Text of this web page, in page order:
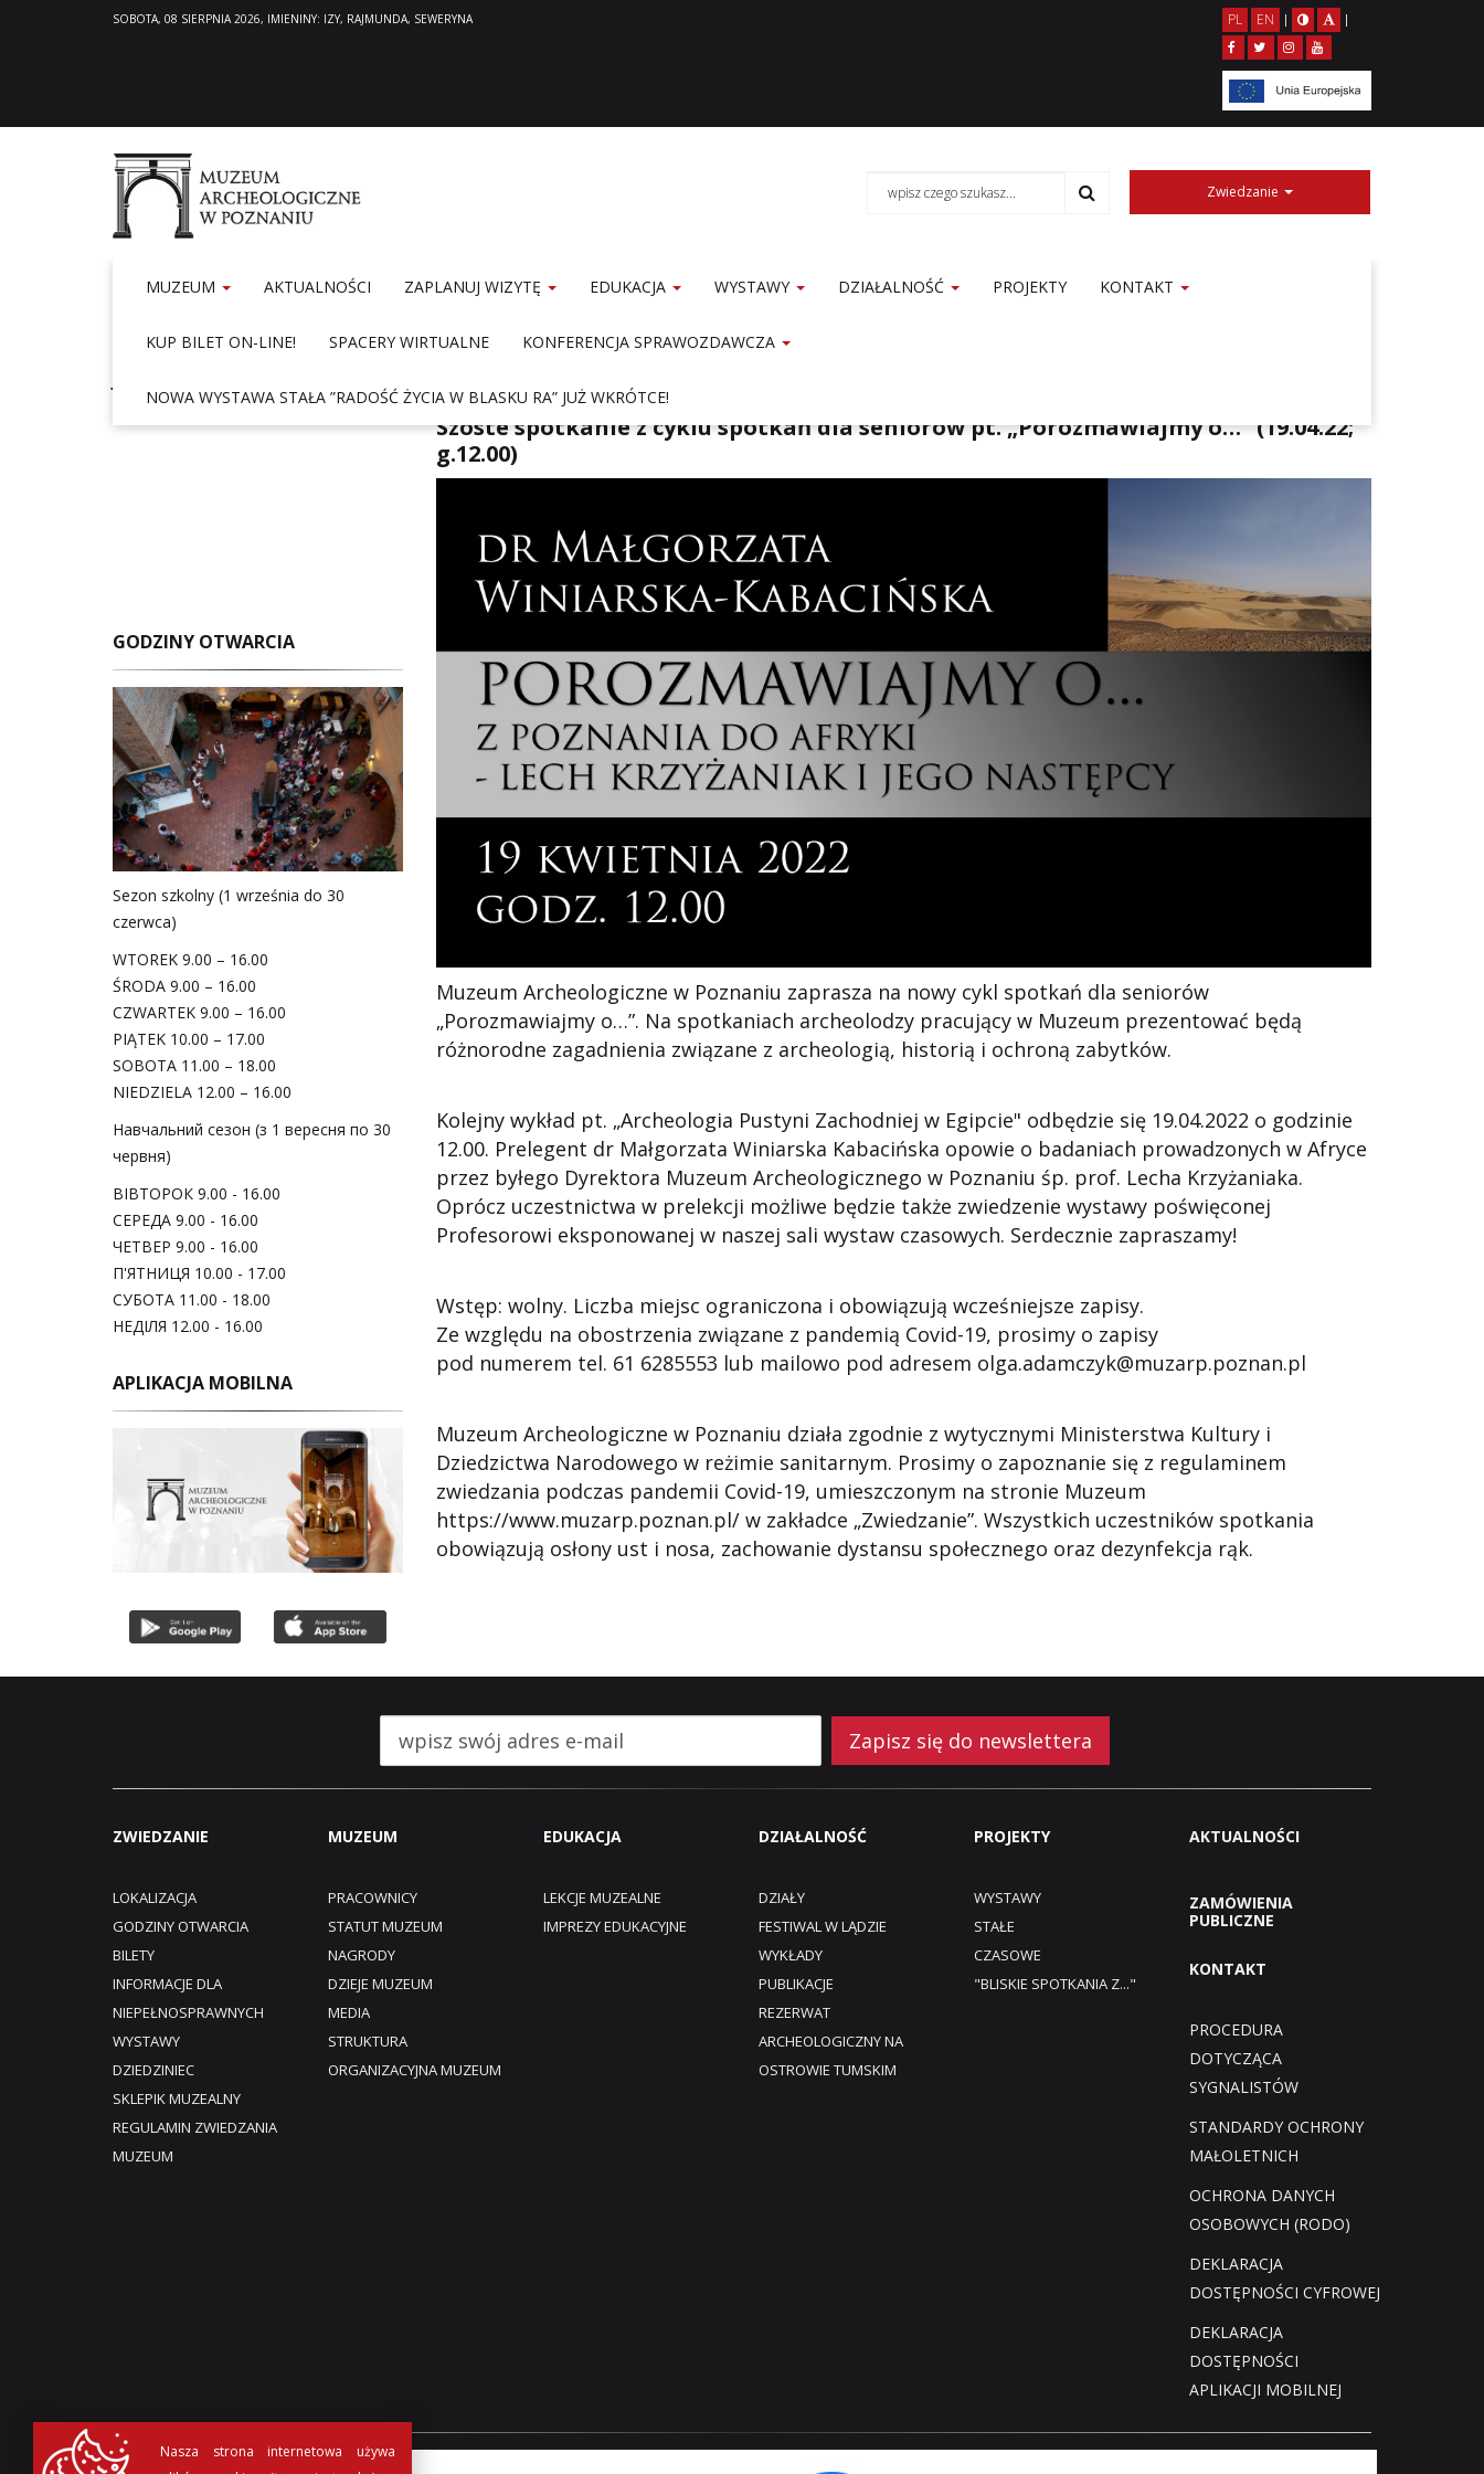
SOBOTA, 08 SIERPNIA 2026, IMIENINY: IZY, RAJMUNDA, SEWERYNA PL EN | |
Zwiedzanie
MUZEUM AKTUALNOŚCI ZAPLANUJ WIZYTĘ EDUKACJA WYSTAWY DZIAŁALNOŚĆ PROJEKTY KONTAKT
KUP BILET ON-LINE! SPACERY WIRTUALNE KONFERENCJA SPRAWOZDAWCZA
NOWA WYSTAWA STAŁA ”RADOŚĆ ŻYCIA W BLASKU RA” JUŻ WKRÓTCE!
GODZINY OTWARCIA
Sezon szkolny (1 września do 30
czerwca)
WTOREK 9.00 – 16.00
ŚRODA 9.00 – 16.00
CZWARTEK 9.00 – 16.00
PIĄTEK 10.00 – 17.00
SOBOTA 11.00 – 18.00
NIEDZIELA 12.00 – 16.00
Навчальний сезон (з 1 вересня по 30
червня)
ВІВТОРОК 9.00 - 16.00
СЕРЕДА 9.00 - 16.00
ЧЕТВЕР 9.00 - 16.00
П'ЯТНИЦЯ 10.00 - 17.00
СУБОТА 11.00 - 18.00
НЕДІЛЯ 12.00 - 16.00
APLIKACJA MOBILNA
Szóste spotkanie z cyklu spotkań dla seniorów pt. „Porozmawiajmy o…” (19.04.22;
g.12.00)
Muzeum Archeologiczne w Poznaniu zaprasza na nowy cykl spotkań dla seniorów
„Porozmawiajmy o…”. Na spotkaniach archeolodzy pracujący w Muzeum prezentować będą
różnorodne zagadnienia związane z archeologią, historią i ochroną zabytków.
Kolejny wykład pt. „Archeologia Pustyni Zachodniej w Egipcie" odbędzie się 19.04.2022 o godzinie
12.00. Prelegent dr Małgorzata Winiarska Kabacińska opowie o badaniach prowadzonych w Afryce
przez byłego Dyrektora Muzeum Archeologicznego w Poznaniu śp. prof. Lecha Krzyżaniaka.
Oprócz uczestnictwa w prelekcji możliwe będzie także zwiedzenie wystawy poświęconej
Profesorowi eksponowanej w naszej sali wystaw czasowych. Serdecznie zapraszamy!
Wstęp: wolny. Liczba miejsc ograniczona i obowiązują wcześniejsze zapisy.
Ze względu na obostrzenia związane z pandemią Covid-19, prosimy o zapisy
pod numerem tel. 61 6285553 lub mailowo pod adresem olga.adamczyk@muzarp.poznan.pl
Muzeum Archeologiczne w Poznaniu działa zgodnie z wytycznymi Ministerstwa Kultury i
Dziedzictwa Narodowego w reżimie sanitarnym. Prosimy o zapoznanie się z regulaminem
zwiedzania podczas pandemii Covid-19, umieszczonym na stronie Muzeum
https://www.muzarp.poznan.pl/w zakładce „Zwiedzanie”. Wszystkich uczestników spotkania
obowiązują osłony ust i nosa, zachowanie dystansu społecznego oraz dezynfekcja rąk.
Zapisz się do newslettera
ZWIEDZANIE
LOKALIZACJA
GODZINY OTWARCIA
BILETY
INFORMACJE DLA
NIEPEŁNOSPRAWNYCH
WYSTAWY
DZIEDZINIEC
SKLEPIK MUZEALNY
REGULAMIN ZWIEDZANIA
MUZEUM​
MUZEUM
PRACOWNICY
STATUT MUZEUM
NAGRODY
DZIEJE MUZEUM
MEDIA
STRUKTURA
ORGANIZACYJNA MUZEUM
EDUKACJA
LEKCJE MUZEALNE
IMPREZY EDUKACYJNE
DZIAŁALNOŚĆ
DZIAŁY
FESTIWAL W LĄDZIE
WYKŁADY
PUBLIKACJE
REZERWAT
ARCHEOLOGICZNY NA
OSTROWIE TUMSKIM
PROJEKTY
WYSTAWY
STAŁE
CZASOWE
"BLISKIE SPOTKANIA Z..."
AKTUALNOŚCI
ZAMÓWIENIA
PUBLICZNE
KONTAKT
PROCEDURA
DOTYCZĄCA
SYGNALISTÓW
STANDARDY OCHRONY
MAŁOLETNICH
OCHRONA DANYCH
OSOBOWYCH (RODO)
DEKLARACJA
DOSTĘPNOŚCI CYFROWEJ
DEKLARACJA
DOSTĘPNOŚCI
APLIKACJI MOBILNEJ
Nasza strona internetowa używa